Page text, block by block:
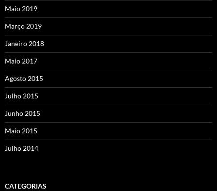
Maio 2019
Março 2019
Janeiro 2018
Maio 2017
Agosto 2015
Julho 2015
Junho 2015
Maio 2015
Julho 2014
CATEGORIAS